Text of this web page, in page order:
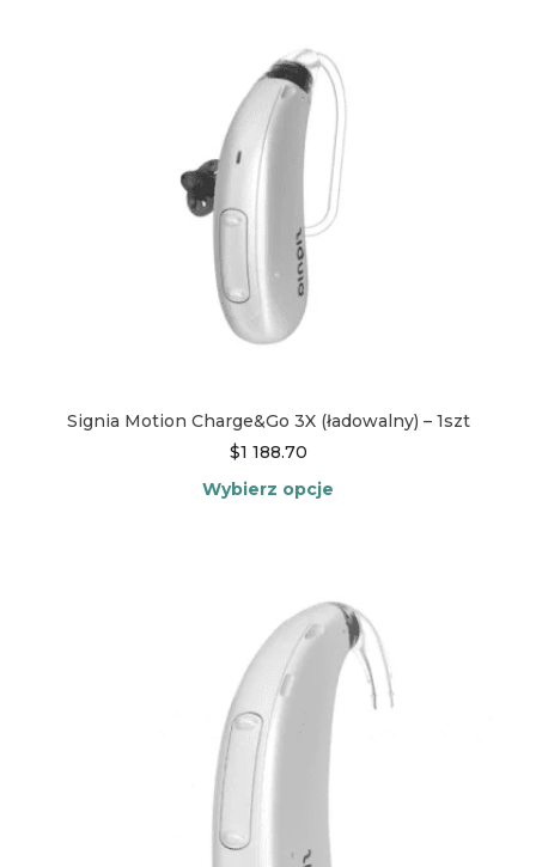
Signia Motion Charge&Go 3X (ładowalny) – 1szt
$1 188.70
Wybierz opcje
wariantów.
Opcje
można
wybrać
stronie